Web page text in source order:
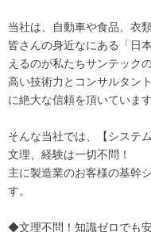
当社は、自動車や食品、衣
皆さんの身近なにある「日
えるのが私たちサンテック
高い技術力とコンサルタン
に絶大な信頼を頂いています
そんな当社では、【システ
文理、経験は一切不問！
主に製造業のお客様の基幹
す。
◆文理不問！知識ゼロでも安